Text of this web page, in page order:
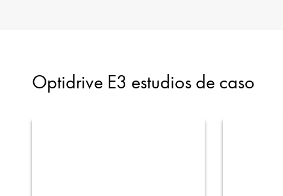
Optidrive E3 estudios de caso